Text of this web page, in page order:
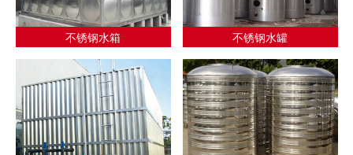
不锈钢水箱 不锈钢水罐